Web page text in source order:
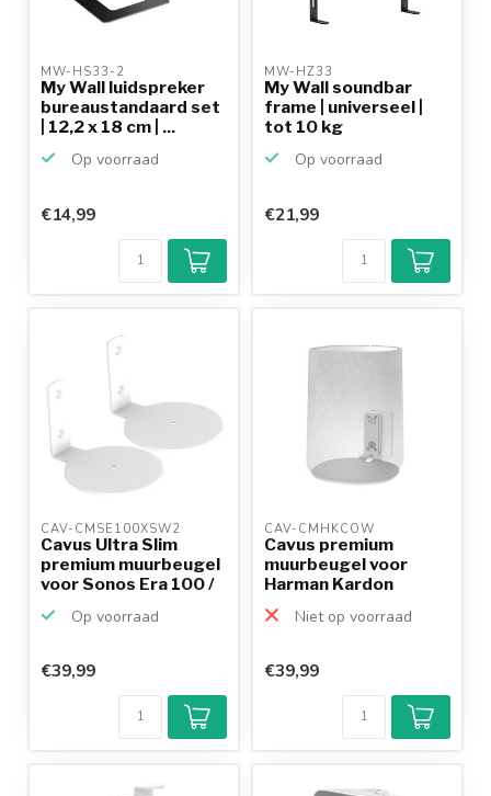
MW-HS33-2
My Wall luidspreker
bureaustandaard set
| 12,2 x 18 cm | ...
Op voorraad
€14,99
MW-HZ33
My Wall soundbar
frame | universeel |
tot 10 kg
Op voorraad
€21,99
CAV-CMSE100XSW2
Cavus Ultra Slim
premium muurbeugel
voor Sonos Era 100 /
Op voorraad
€39,99
CAV-CMHKCOW
Cavus premium
muurbeugel voor
Harman Kardon
Niet op voorraad
€39,99